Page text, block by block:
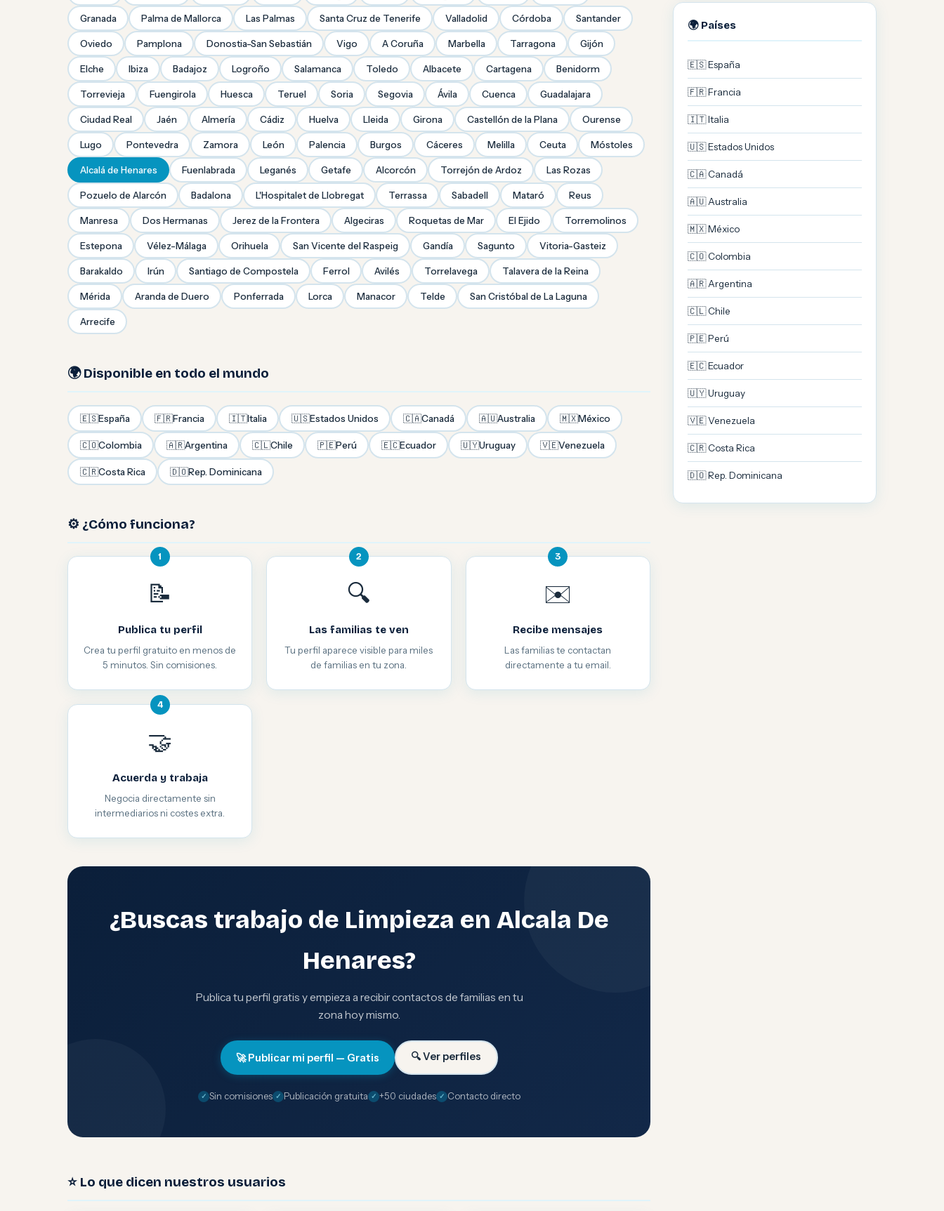
Granada Palma de Mallorca Las Palmas Santa Cruz de Tenerife Valladolid Córdoba Santander
Oviedo Pamplona Donostia-San Sebastián Vigo A Coruña Marbella Tarragona Gijón
Elche Ibiza Badajoz Logroño Salamanca Toledo Albacete Cartagena Benidorm
Torrevieja Fuengirola Huesca Teruel Soria Segovia Ávila Cuenca Guadalajara
Ciudad Real Jaén Almería Cádiz Huelva Lleida Girona Castellón de la Plana Ourense
Lugo Pontevedra Zamora León Palencia Burgos Cáceres Melilla Ceuta Móstoles
Alcalá de Henares Fuenlabrada Leganés Getafe Alcorcón Torrejón de Ardoz Las Rozas
Pozuelo de Alarcón Badalona L'Hospitalet de Llobregat Terrassa Sabadell Mataró Reus
Manresa Dos Hermanas Jerez de la Frontera Algeciras Roquetas de Mar El Ejido Torremolinos
Estepona Vélez-Málaga Orihuela San Vicente del Raspeig Gandía Sagunto Vitoria-Gasteiz
Barakaldo Irún Santiago de Compostela Ferrol Avilés Torrelavega Talavera de la Reina
Mérida Aranda de Duero Ponferrada Lorca Manacor Telde San Cristóbal de La Laguna
Arrecife
🌍 Disponible en todo el mundo
🇪🇸España 🇫🇷Francia 🇮🇹Italia 🇺🇸Estados Unidos 🇨🇦Canadá 🇦🇺Australia 🇲🇽México
🇨🇴Colombia 🇦🇷Argentina 🇨🇱Chile 🇵🇪Perú 🇪🇨Ecuador 🇺🇾Uruguay 🇻🇪Venezuela
🇨🇷Costa Rica 🇩🇴Rep. Dominicana
⚙️ ¿Cómo funciona?
1
📝
Publica tu perfil
Crea tu perfil gratuito en menos de
5 minutos. Sin comisiones.
2
🔍
Las familias te ven
Tu perfil aparece visible para miles
de familias en tu zona.
3
✉️
Recibe mensajes
Las familias te contactan
directamente a tu email.
4
🤝
Acuerda y trabaja
Negocia directamente sin
intermediarios ni costes extra.
¿Buscas trabajo de Limpieza en Alcala De
Henares?
Publica tu perfil gratis y empieza a recibir contactos de familias en tu
zona hoy mismo.
🚀 Publicar mi perfil — Gratis 🔍 Ver perfiles
Sin comisiones Publicación gratuita +50 ciudades Contacto directo
⭐ Lo que dicen nuestros usuarios
🌍 Países
🇪🇸 España
🇫🇷 Francia
🇮🇹 Italia
🇺🇸 Estados Unidos
🇨🇦 Canadá
🇦🇺 Australia
🇲🇽 México
🇨🇴 Colombia
🇦🇷 Argentina
🇨🇱 Chile
🇵🇪 Perú
🇪🇨 Ecuador
🇺🇾 Uruguay
🇻🇪 Venezuela
🇨🇷 Costa Rica
🇩🇴 Rep. Dominicana